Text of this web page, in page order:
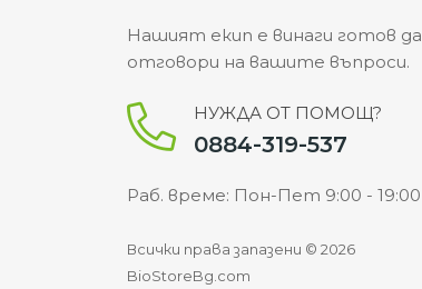
Нашият екип е винаги готов да
отговори на вашите въпроси.
НУЖДА ОТ ПОМОЩ?
0884-319-537
Раб. време: Пон-Пет 9:00 - 19:00
Всички права запазени © 2026
BioStoreBg.com